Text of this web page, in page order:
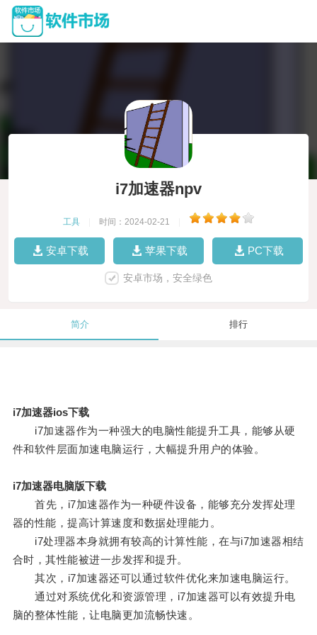
i7加速器npv
工具 时间：2024-02-21
安卓下载 苹果下载 PC下载
安卓市场，安全绿色
简介 排行
i7加速器ios下载
i7加速器作为一种强大的电脑性能提升工具，能够从硬
件和软件层面加速电脑运行，大幅提升用户的体验。
i7加速器电脑版下载
首先，i7加速器作为一种硬件设备，能够充分发挥处理
器的性能，提高计算速度和数据处理能力。
i7处理器本身就拥有较高的计算性能，在与i7加速器相结
合时，其性能被进一步发挥和提升。
其次，i7加速器还可以通过软件优化来加速电脑运行。
通过对系统优化和资源管理，i7加速器可以有效提升电
脑的整体性能，让电脑更加流畅快速。